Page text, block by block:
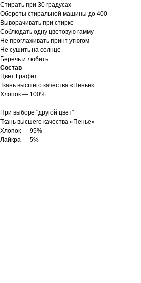
Стирать при 30 градусах
Обороты стиральной машины до 400
Выворачивать при стирке
Соблюдать одну цветовую гамму
Не проглаживать принт утюгом
Не сушить на солнце
Беречь и любить
Состав
Цвет Графит
Ткань высшего качества «Пенье»
Хлопок — 100%
При выборе "другой цвет"
Ткань высшего качества «Пенье»
Хлопок — 95%
Лайкра — 5%